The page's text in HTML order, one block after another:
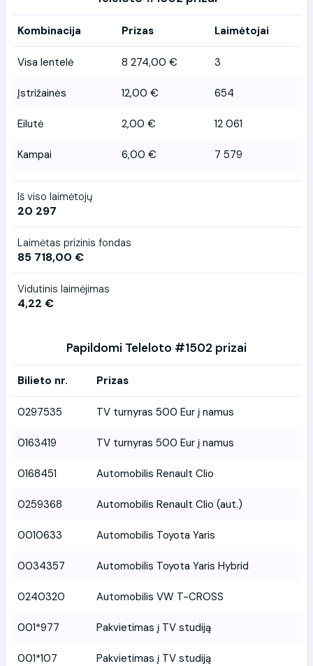
Kombinacija Prizas Laimėtojai
Visa lentelė 8 274,00 € 3
Įstrižainės 12,00 € 654
Eilutė 2,00 € 12 061
Kampai 6,00 € 7 579
Iš viso laimėtojų
20 297
Laimėtas prizinis fondas
85 718,00 €
Vidutinis laimėjimas
4,22 €
Papildomi Teleloto #1502 prizai
Bilieto nr. Prizas
0297535 TV turnyras 500 Eur į namus
0163419 TV turnyras 500 Eur į namus
0168451 Automobilis Renault Clio
0259368 Automobilis Renault Clio (aut.)
0010633 Automobilis Toyota Yaris
0034357 Automobilis Toyota Yaris Hybrid
0240320 Automobilis VW T-CROSS
001*977 Pakvietimas į TV studiją
001*107 Pakvietimas į TV studiją